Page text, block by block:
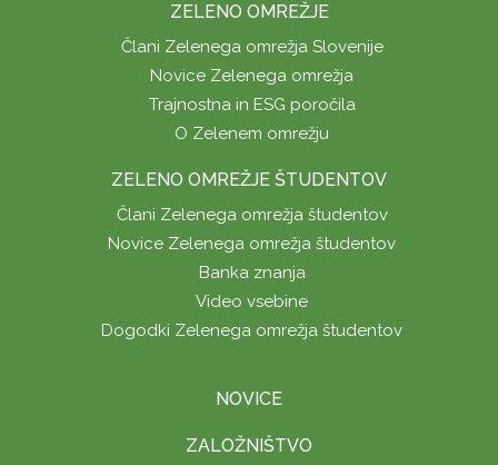
ZELENO OMREŽJE
Člani Zelenega omrežja Slovenije
Novice Zelenega omrežja
Trajnostna in ESG poročila
O Zelenem omrežju
ZELENO OMREŽJE ŠTUDENTOV
Člani Zelenega omrežja študentov
Novice Zelenega omrežja študentov
Banka znanja
Video vsebine
Dogodki Zelenega omrežja študentov
NOVICE
ZALOŽNIŠTVO